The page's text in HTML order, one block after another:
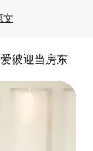
文
彼迎当房东